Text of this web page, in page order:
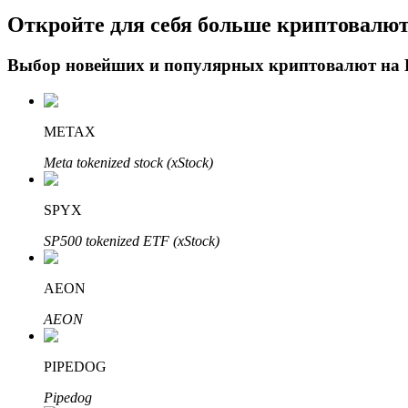
Блокировки BTR
Откройте для себя больше
Выбор новейших и популярных криптовалют на
METAX
Meta tokenized stock (xStock)
SPYX
SP500 tokenized ETF (xStock)
AEON
AEON
PIPEDOG
Pipedog